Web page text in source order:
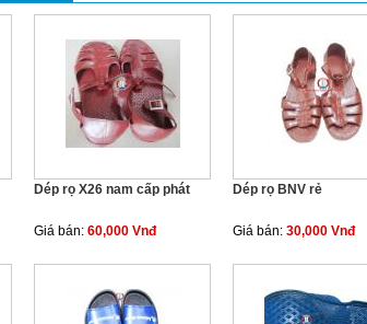
Dép rọ X26 nam cấp phát
Giá bán: 60,000 Vnđ
Dép rọ BNV rẻ
Giá bán: 30,000 Vnđ